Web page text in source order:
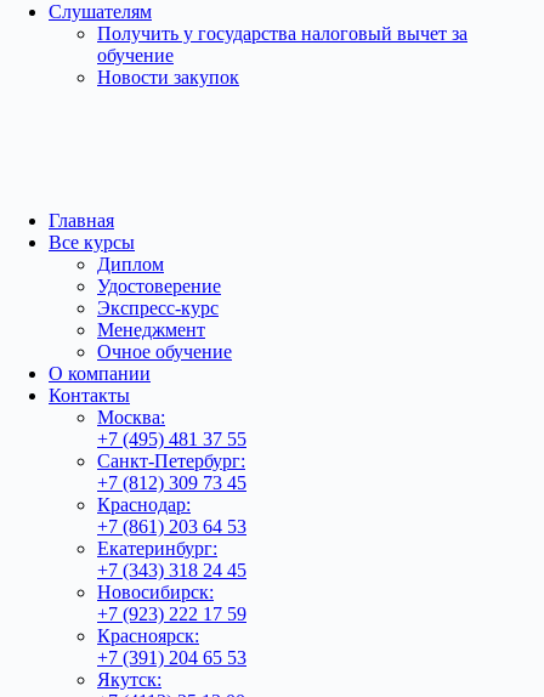
Слушателям
Получить у государства налоговый вычет за
обучение
Новости закупок
Главная
Все курсы
Диплом
Удостоверение
Экспресс-курс
Менеджмент
Очное обучение
О компании
Контакты
Москва:
+7 (495) 481 37 55
Санкт-Петербург:
+7 (812) 309 73 45
Краснодар:
+7 (861) 203 64 53
Екатеринбург:
+7 (343) 318 24 45
Новосибирск:
+7 (923) 222 17 59
Красноярск:
+7 (391) 204 65 53
Якутск: